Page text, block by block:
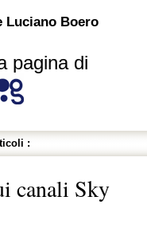
Luciano Boero
pagina di
:
canali Sky